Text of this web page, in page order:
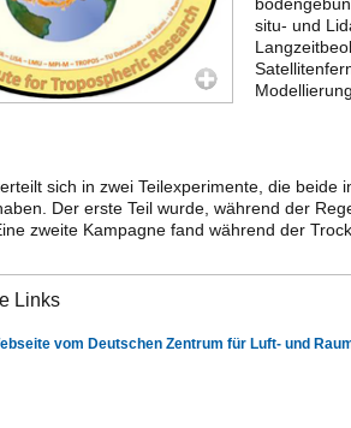
situ- und
Modellierung.
sich in zwei Teilexperimente, die beide
Der erste Teil wurde, während der
zweite Kampagne fand während der
Links
vom Deutschen Zentrum für Luft- und